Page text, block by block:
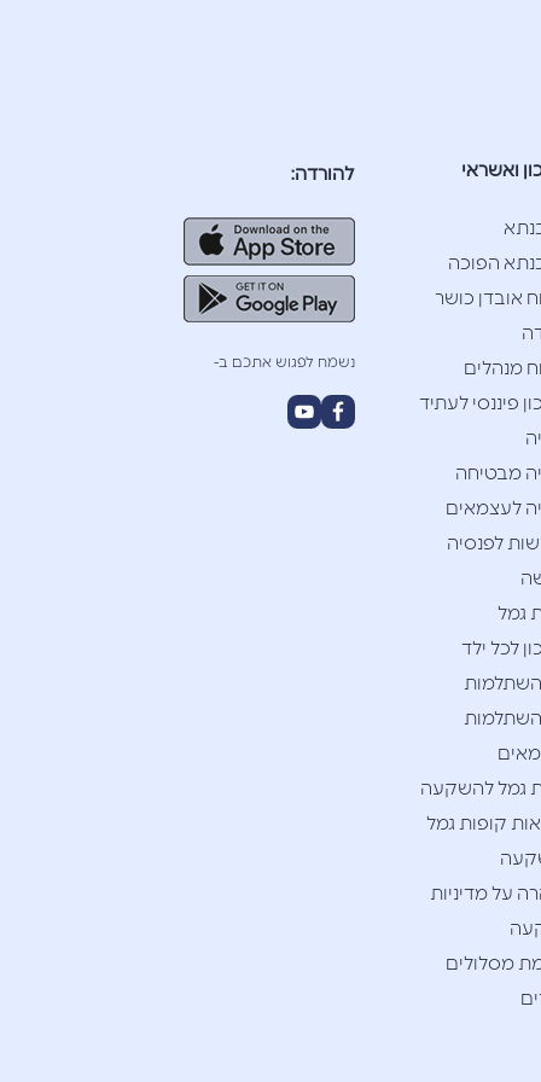
ואשראי
הפוכה
אובדן כושר
מנהלים
פיננסי לעתיד
מבטיחה
לעצמאים
לפנסיה
גמל
לכל ילד
השתלמות
השתלמות
גמל להשקעה
קופות גמל
על מדיניות
מסלולים
להורדה:
נשמח לפגוש אתכם ב-